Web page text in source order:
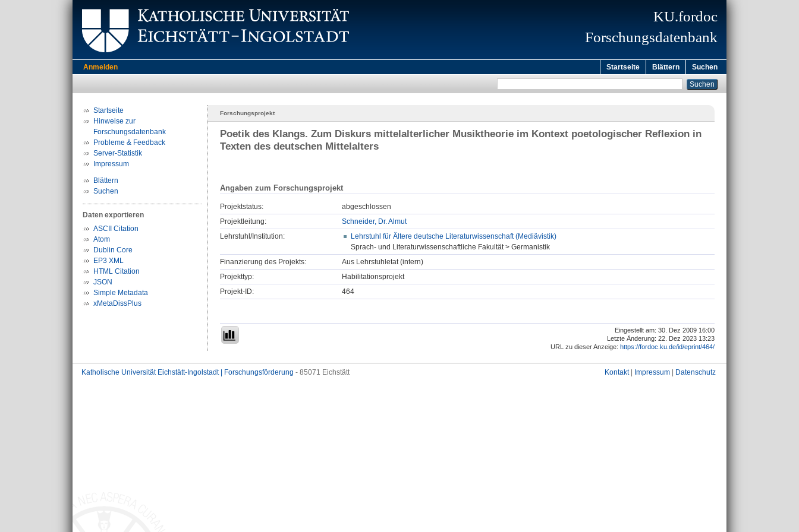
KU.fordoc
Forschungsdatenbank
Anmelden Startseite Blättern Suchen
Startseite
Hinweise zur
Forschungsdatenbank
Probleme & Feedback
Server-Statistik
Impressum
Blättern
Suchen
Daten exportieren
ASCII Citation
Atom
Dublin Core
EP3 XML
HTML Citation
JSON
Simple Metadata
xMetaDissPlus
Forschungsprojekt
Poetik des Klangs. Zum Diskurs mittelalterlicher Musiktheorie im Kontext poetologischer Reflexion in
Texten des deutschen Mittelalters
Angaben zum Forschungsprojekt
Projektstatus:
abgeschlossen
Projektleitung:
Schneider, Dr. Almut
Lehrstuhl/Institution:
Lehrstuhl für Ältere deutsche Literaturwissenschaft (Mediävistik)
Sprach- und Literaturwissenschaftliche Fakultät > Germanistik
Finanzierung des Projekts:
Aus Lehrstuhletat (intern)
Projekttyp:
Habilitationsprojekt
Projekt-ID:
464
Eingestellt am: 30. Dez 2009 16:00
Letzte Änderung: 22. Dez 2023 13:23
URL zu dieser Anzeige: https://fordoc.ku.de/id/eprint/464/
Katholische Universität Eichstätt-Ingolstadt | Forschungsförderung - 85071 Eichstätt Kontakt| Impressum Datenschutz